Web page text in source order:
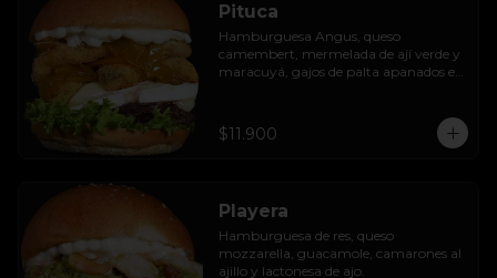
Pituca
Hamburguesa Angus, queso
camembert, mermelada de ají verde y
maracuyá, gajos de palta apanados en
$11.900
Playera
Hamburguesa de res, queso
mozzarella, guacamole, camarones al
ajillo y lactonesa de ajo.